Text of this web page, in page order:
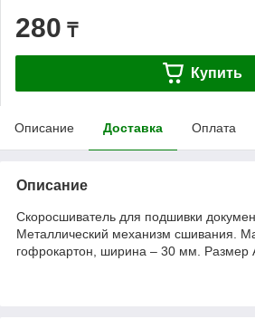
280 ₸
Купить
Описание Доставка Оплата
Описание
Скоросшиватель для подшивки
Металлический механизм сшивания.
гофрокартон, ширина – 30 мм. Размер